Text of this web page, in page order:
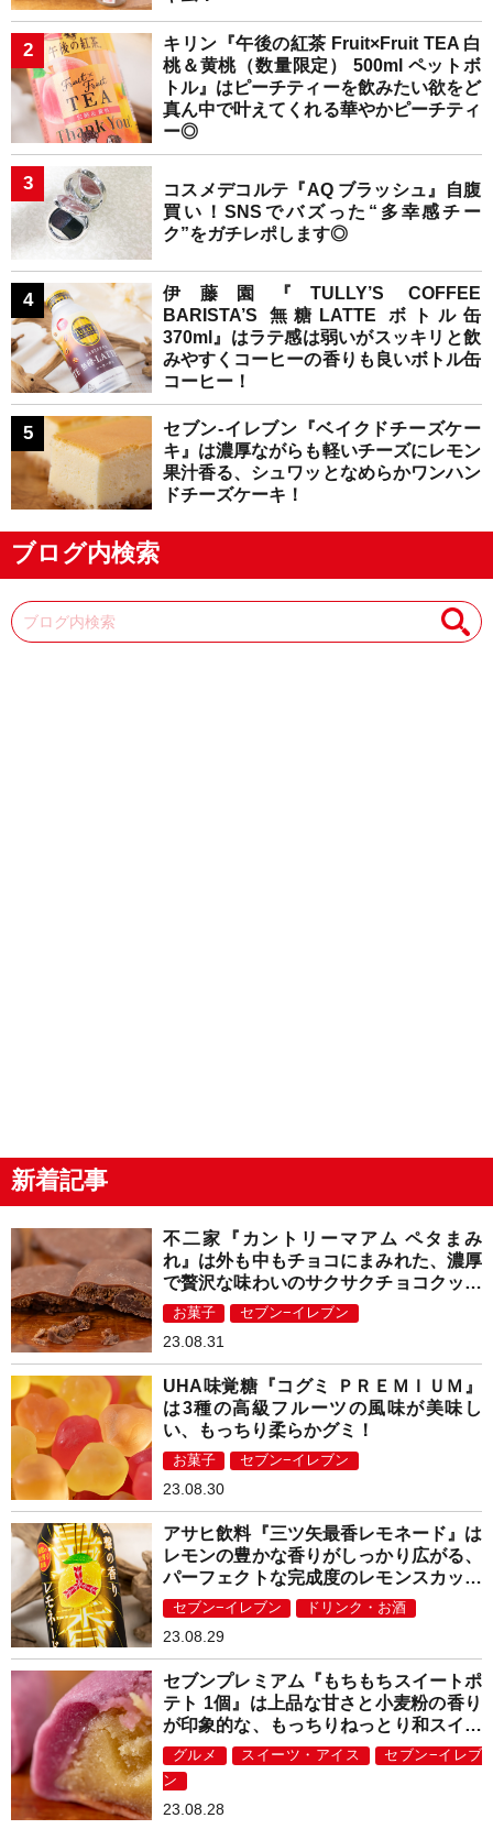
キリン『午後の紅茶 Fruit×Fruit TEA 白
桃＆黄桃（数量限定） 500ml ペットボ
トル』はピーチティーを飲みたい欲をど
真ん中で叶えてくれる華やかピーチティ
ー◎
コスメデコルテ『AQ ブラッシュ』自腹
買い！SNSでバズった“多幸感チー
ク”をガチレポします◎
伊藤園『TULLY’S COFFEE
BARISTA’S 無糖LATTE ボトル缶
370ml』はラテ感は弱いがスッキリと飲
みやすくコーヒーの香りも良いボトル缶
コーヒー！
セブン-イレブン『ベイクドチーズケー
キ』は濃厚ながらも軽いチーズにレモン
果汁香る、シュワッとなめらかワンハン
ドチーズケーキ！
ブログ内検索
新着記事
不二家『カントリーマアム ペタまみ
れ』は外も中もチョコにまみれた、濃厚
で贅沢な味わいのサクサクチョコクッキ
ー！
お菓子 セブン−イレブン
23.08.31
UHA味覚糖『コグミ ＰＲＥＭＩＵＭ』
は3種の高級フルーツの風味が美味し
い、もっちり柔らかグミ！
お菓子 セブン−イレブン
23.08.30
アサヒ飲料『三ツ矢最香レモネード』は
レモンの豊かな香りがしっかり広がる、
パーフェクトな完成度のレモンスカッシ
ュ！
セブン−イレブン ドリンク・お酒
23.08.29
セブンプレミアム『もちもちスイートポ
テト 1個』は上品な甘さと小麦粉の香り
が印象的な、もっちりねっとり和スイー
ツ！
グルメ スイーツ・アイス
セブン−イレブ
ン
23.08.28